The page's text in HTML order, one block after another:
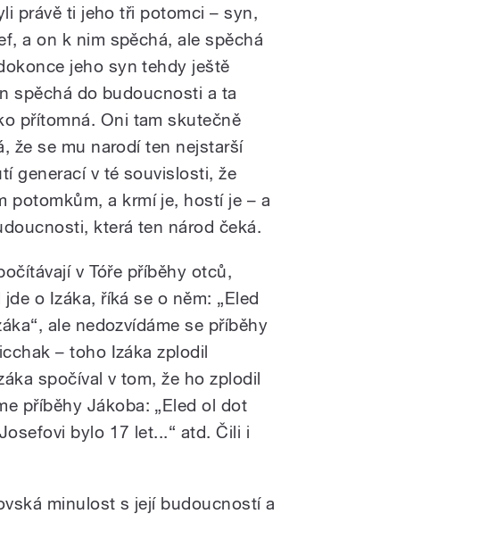
právě ti jeho tři potomci – syn,
a on k nim spěchá, ale spěchá
jeho syn tehdy ještě
spěchá do budoucnosti a ta
přítomná. Oni tam skutečně
že se mu narodí ten nejstarší
generací v té souvislosti, že
potomkům, a krmí je, hostí je – a
která ten národ čeká.
v Tóře příběhy otců,
o Izáka, říká se o něm: „Eled
ale nedozvídáme se příběhy
– toho Izáka zplodil
spočíval v tom, že ho zplodil
příběhy Jákoba: „Eled ol dot
bylo 17 let...“ atd. Čili i
minulost s její budoucností a